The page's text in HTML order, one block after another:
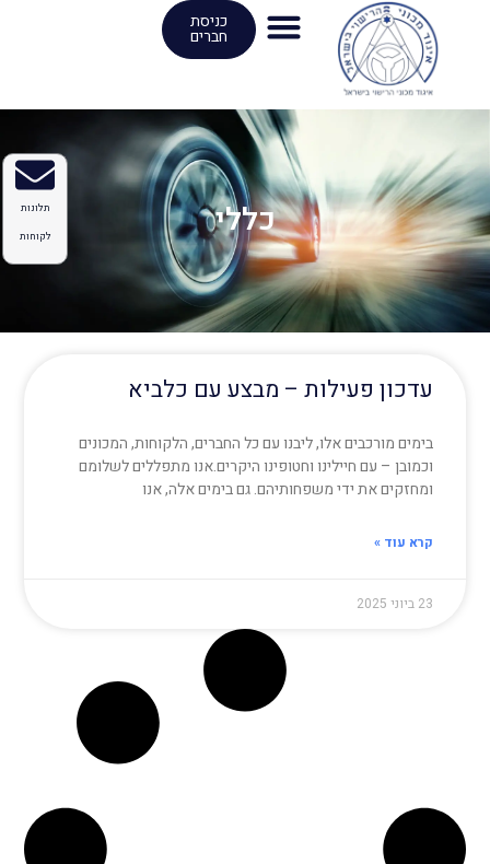
כניסת
חברים
תלונות
לקוחות
כללי
עדכון פעילות – מבצע עם כלביא
בימים מורכבים אלו, ליבנו עם כל החברים, הלקוחות, המכונים
וכמובן – עם חיילינו וחטופינו היקרים.אנו מתפללים לשלומם
ומחזקים את ידי משפחותיהם. גם בימים אלה, אנו
קרא עוד »
23 ביוני 2025